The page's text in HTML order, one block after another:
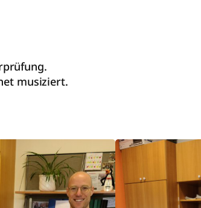
musiziert.